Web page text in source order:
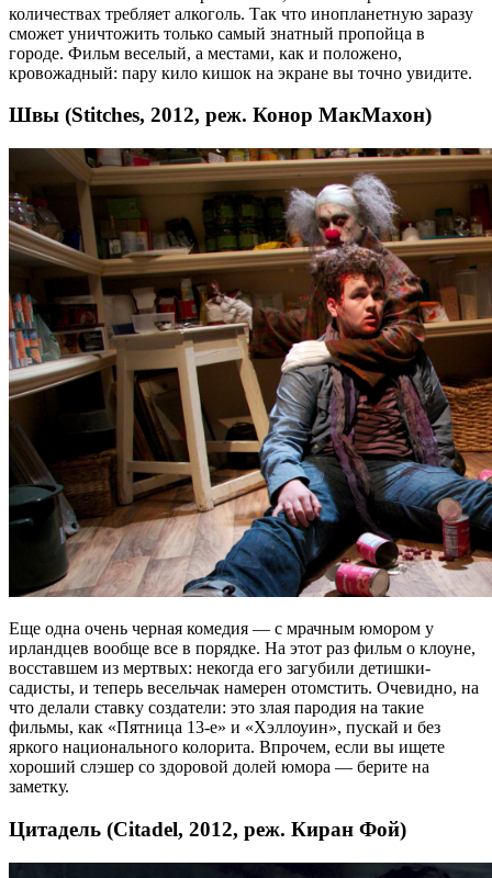
количествах требляет алкоголь. Так что инопланетную заразу
сможет уничтожить только самый знатный пропойца в
городе. Фильм веселый, а местами, как и положено,
кровожадный: пару кило кишок на экране вы точно увидите.
Швы (Stitches, 2012, реж. Конор МакМахон)
Еще одна очень черная комедия — с мрачным юмором у
ирландцев вообще все в порядке. На этот раз фильм о клоуне,
восставшем из мертвых: некогда его загубили детишки-
садисты, и теперь весельчак намерен отомстить. Очевидно, на
что делали ставку создатели: это злая пародия на такие
фильмы, как «Пятница 13-е» и «Хэллоуин», пускай и без
яркого национального колорита. Впрочем, если вы ищете
хороший слэшер со здоровой долей юмора — берите на
заметку.
Цитадель (Citadel, 2012, реж. Киран Фой)